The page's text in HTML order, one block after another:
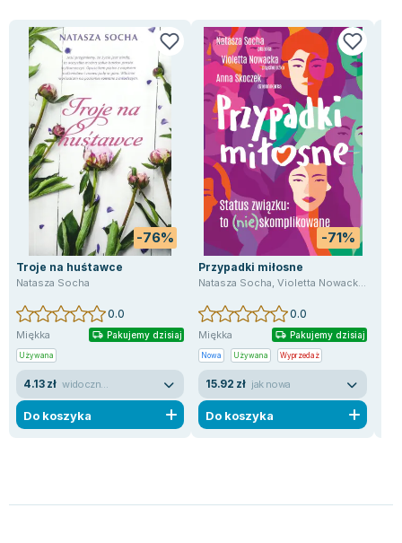
Ajahn Brahm
Lucinda Riley
Jacek Walkiewicz
-76%
Troje na huśtawce
Natasza Socha
0.0
Miękka Pakujemy dzisiaj
Używana
4.13 zł
Do koszyka
-71%
Przypadki miłosne
Natasza Socha ,Violetta Nowacka
0.0
Miękka Pakujemy dzisiaj
Nowa Używana Wyprzedaż
15.92 zł jak nowa
Do koszyka